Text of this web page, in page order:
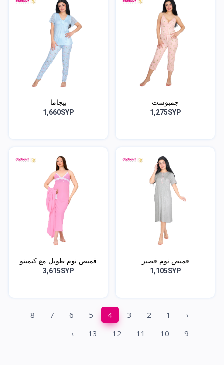
جمبوست
1,275SYP
بيجاما
1,660SYP
قميص نوم قصير
1,105SYP
قميص نوم طويل مع كيمينو
3,615SYP
‹
1
2
3
4
5
6
7
8
9
10
11
12
13
›